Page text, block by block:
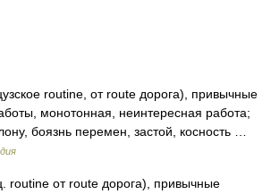
routine, от route дорога), привычные
монотонная, неинтересная работа;
боязнь перемен, застой, косность …
от route дорога), привычные